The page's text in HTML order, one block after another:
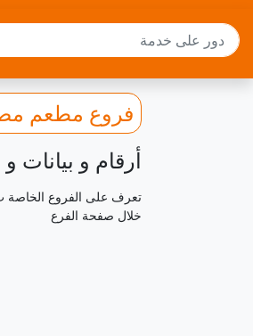
فروع مطعم
أرقام و
تعرف على الفروع الخاصة
خلال صفحة الفرع